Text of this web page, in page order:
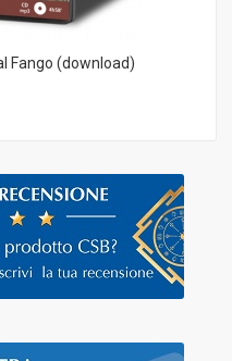
Fango (download)